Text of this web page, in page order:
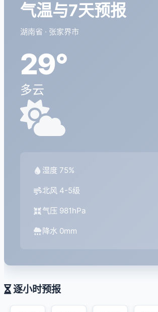
气温与7天预报
湖南省 · 张家界市
29°
多云
湿度 75%
北风 4-5级
气压 981hPa
降水 0mm
逐小时预报